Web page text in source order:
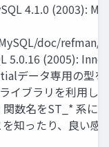
4.1.0 (2003):
doc/refman/
5.0.16 (2005):
データ専用の型
イブラリを利用し
関数名をST_* 系に
知ったり、良い感